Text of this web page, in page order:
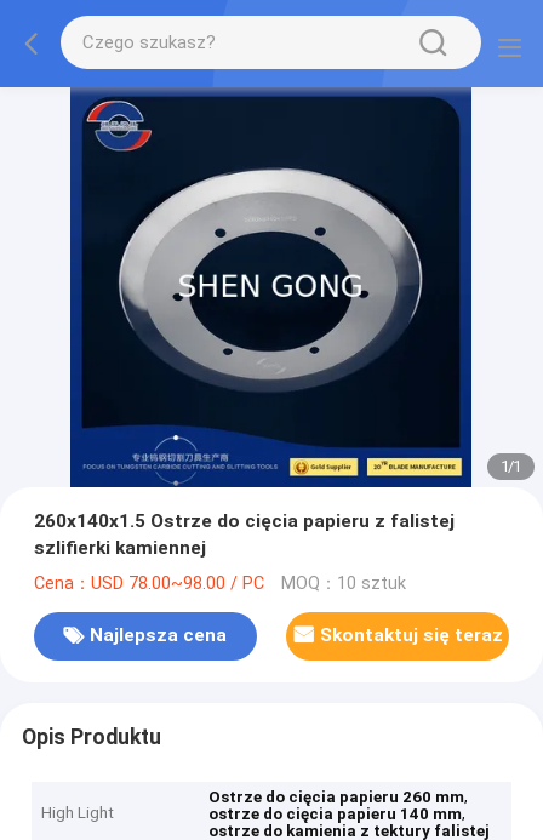
1/1
260x140x1.5 Ostrze do cięcia papieru z falistej
szlifierki kamiennej
Cena：USD 78.00~98.00 / PC MOQ：10 sztuk
Najlepsza cena Skontaktuj się teraz
Opis Produktu
High Light
Ostrze do cięcia papieru 260 mm,
ostrze do cięcia papieru 140 mm,
ostrze do kamienia z tektury falistej